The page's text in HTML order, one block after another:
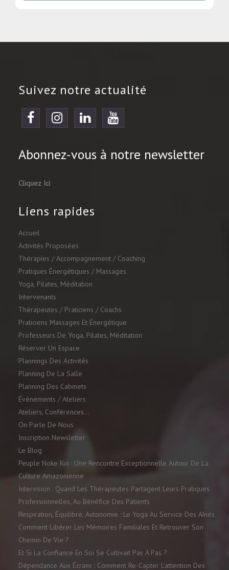
Suivez notre actualité
Abonnez-vous à notre newsletter
Cliquez Ici
Liens rapides
Accueil
Activités Proposées
Thérapies / Accompagnement / Coaching
Pratiques Énergétiques / Massages
Yoga, Pilates, Méditation
Intervenants
Thérapeutes / Praticiens / Coachs
Praticiens Massages Et Énergétique
Professeurs De Yoga, Pilates, Méditation
Réserver Un Espace
Plannings Des Activités
Planning De La Salle
Planning Des Cabinets
Événements / Ateliers
Ateliers, Conférences…
On Parle De Nous
Inscription Newsletter
Le Blog
Peuple Noke Koi : Une Rencontre Exceptionnelle Autour De La
Culture Amazonienne
Intervision : Quand Les Thérapeutes Partagent Leurs Pratiques
Professionnelles, Au Bénéfice Des Patients
Respiration, Équilibre, Autonomie : Le Yoga Au Service Des Aînés
Comment Libérer Les Mémoires Familiales Et Retrouver Son
Chemin De Vie ?
Et Si La Confiance En Soi Se Cultivait Pas À Pas ?
Dépendance Aux Écrans : Comment Re-Capter L’attention Des